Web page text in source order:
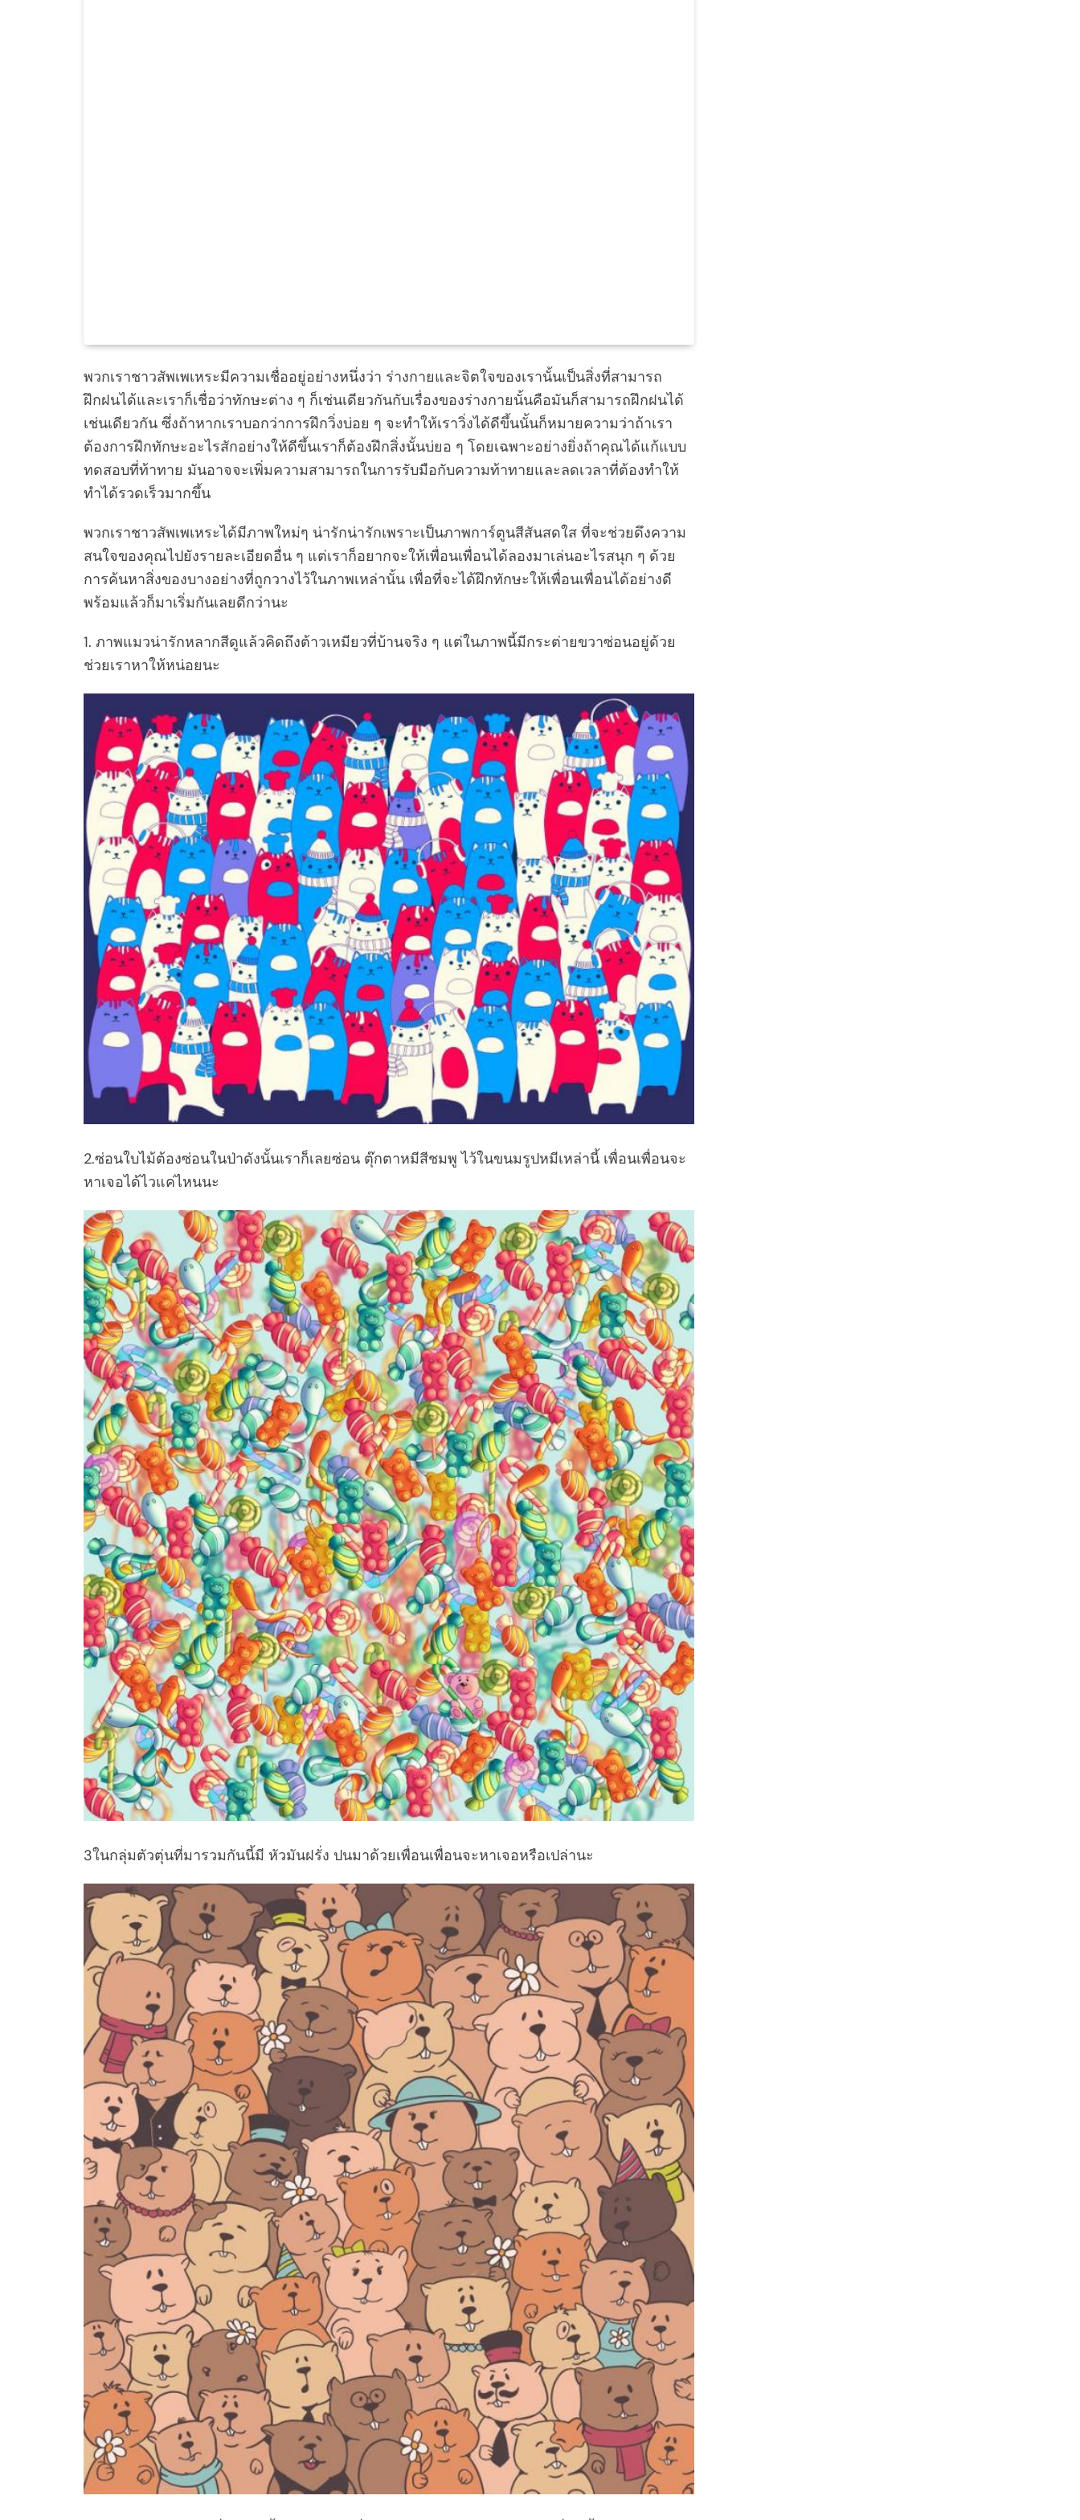
พวกเราชาวสัพเพเหระมีความเชื่ออยู่อย่างหนึ่งว่า ร่างกายและจิตใจของเรานั้นเป็นสิ่งที่สามารถ
ฝึกฝนได้และเราก็เชื่อว่าทักษะต่าง ๆ ก็เช่นเดียวกันกับเรื่องของร่างกายนั้นคือมันก็สามารถฝึกฝนได้
เช่นเดียวกัน ซึ่งถ้าหากเราบอกว่าการฝึกวิ่งบ่อย ๆ จะทำให้เราวิ่งได้ดีขึ้นนั้นก็หมายความว่าถ้าเรา
ต้องการฝึกทักษะอะไรสักอย่างให้ดีขึ้นเราก็ต้องฝึกสิ่งนั้นบ่ยอ ๆ โดยเฉพาะอย่างยิ่งถ้าคุณได้แก้แบบ
ทดสอบที่ท้าทาย มันอาจจะเพิ่มความสามารถในการรับมือกับความท้าทายและลดเวลาที่ต้องทำให้
ทำได้รวดเร็วมากขึ้น
พวกเราชาวสัพเพเหระได้มีภาพใหม่ๆ น่ารักน่ารักเพราะเป็นภาพการ์ตูนสีสันสดใส ที่จะช่วยดึงความ
สนใจของคุณไปยังรายละเอียดอื่น ๆ แต่เราก็อยากจะให้เพื่อนเพื่อนได้ลองมาเล่นอะไรสนุก ๆ ด้วย
การค้นหาสิ่งของบางอย่างที่ถูกวางไว้ในภาพเหล่านั้น เพื่อที่จะได้ฝึกทักษะให้เพื่อนเพื่อนได้อย่างดี
พร้อมแล้วก็มาเริ่มกันเลยดีกว่านะ
1. ภาพแมวน่ารักหลากสีดูแล้วคิดถึงต้าวเหมียวที่บ้านจริง ๆ แต่ในภาพนี้มีกระต่ายขวาซ่อนอยู่ด้วย
ช่วยเราหาให้หน่อยนะ
2.ซ่อนใบไม้ต้องซ่อนในป่าดังนั้นเราก็เลยซ่อน ตุ๊กตาหมีสีชมพู ไว้ในขนมรูปหมีเหล่านี้ เพื่อนเพื่อนจะ
หาเจอได้ไวแค่ไหนนะ
3ในกลุ่มตัวตุ่นที่มารวมกันนี้มี หัวมันฝรั่ง ปนมาด้วยเพื่อนเพื่อนจะหาเจอหรือเปล่านะ